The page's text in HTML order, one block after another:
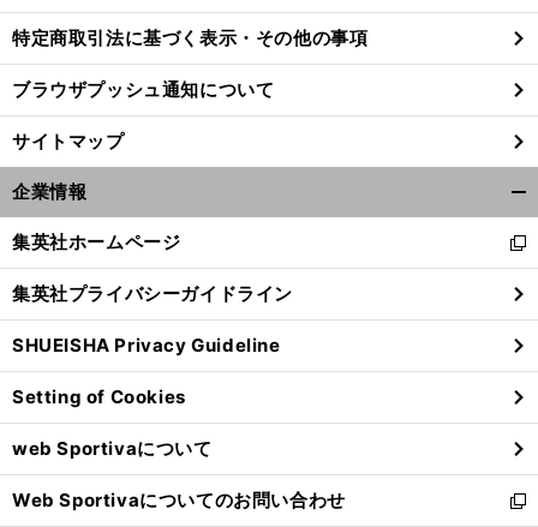
特定商取引法に基づく表示・その他の事項
ブラウザプッシュ通知について
サイトマップ
企業情報
閉
る
集英社ホームページ
新
し
い
ウ
ィ
ン
ド
ウ
で
開
く
集英社プライバシーガイドライン
SHUEISHA Privacy Guideline
Setting of Cookies
web Sportivaについて
Web Sportivaについてのお問い合わせ
新